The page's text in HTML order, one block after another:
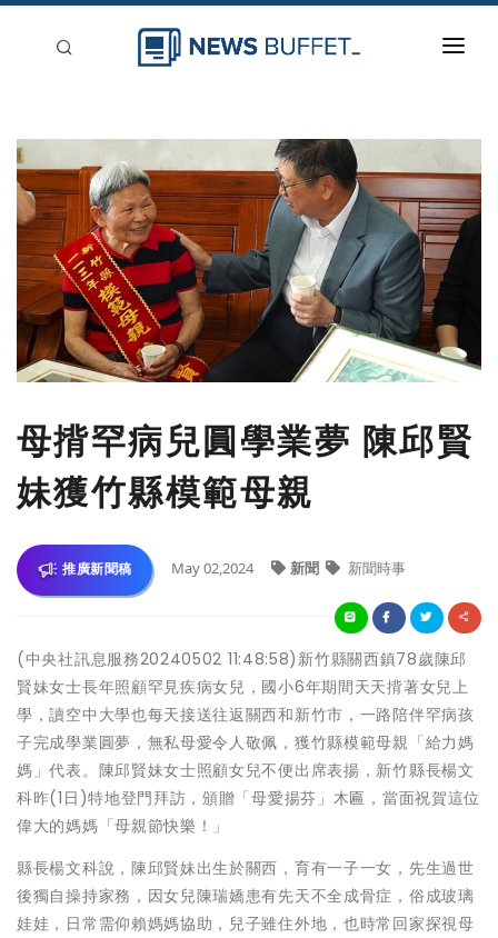
登入
刊登
母揹罕病兒圓學業夢 陳邱賢
妹獲竹縣模範母親
推廣新聞稿 May 02,2024 新聞 新聞時事
(中央社訊息服務20240502 11:48:58)新竹縣關西鎮78歲陳邱
賢妹女士長年照顧罕見疾病女兒，國小6年期間天天揹著女兒上
學，讀空中大學也每天接送往返關西和新竹市，一路陪伴罕病孩
子完成學業圓夢，無私母愛令人敬佩，獲竹縣模範母親「給力媽
媽」代表。陳邱賢妹女士照顧女兒不便出席表揚，新竹縣長楊文
科昨(1日)特地登門拜訪，頒贈「母愛揚芬」木匾，當面祝賀這位
偉大的媽媽「母親節快樂！」
縣長楊文科說，陳邱賢妹出生於關西，育有一子一女，先生過世
後獨自操持家務，因女兒陳瑞嬌患有先天不全成骨症，俗成玻璃
娃娃，日常需仰賴媽媽協助，兒子雖住外地，也時常回家探視母